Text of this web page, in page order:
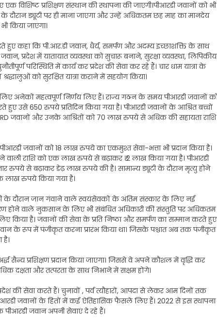
विशिष्ट प्रशिक्षण संस्थान की स्थापना की जाएगी।पीआरडी जवानों को भी
दौरान ड्यूटी पर ही माना जाएगा और उन्हें अधिकतम छह माह का मानदेय
किया जाएगा।
हुए कहा कि पी.आर.डी जवान, धैर्य, समर्पण और अदम्य इच्छाशक्ति के साथ
प्रदेश में यातायात व्यवस्था को सुचारू बनाने, सुरक्षा व्यवस्था, लिपिकीय
परिस्थिति में कार्य कर प्रदेश की सेवा कर रहे हैं। चार धाम यात्रा के
को सुरक्षित यात्रा कराने में सहयोग किया।
अनेकों महत्वपूर्ण निर्णय लिए हैं। राज्य गठन के समय पीआरडी जवानों
हुए उसे 650 रुपये प्रतिदिन किया गया है। पीआरडी जवानों के आश्रित बच्चों
PRD जवानों और उनके आश्रितों को 70 लाख रुपये से अधिक की सहायता राशि
जवानों को 18 लाख रुपये का एकमुश्त सेवा-भत्ता भी प्रदान किया है।
वाली राशि को एक लाख रुपये से बढ़ाकर ₹ 2 लाख किया गया है। पीआरडी
रुपये से बढ़ाकर डेढ़ लाख रुपये की है। सामान्य ड्यूटी के दौरान मृत्यु होने
लाख रुपये किया गया है।
के दौरान जान गंवाने वाले स्वयंसेवकों के अंतिम संस्कार के लिए नई
होने वाले नुकसान के लिए भी संबंधित अधिकारी की संस्तुति पर अधिकतम
किया है। जवानों की सेवा के प्रति निष्ठा और समर्पण का सम्मान करते हुए
के रूप में पंजीकृत करना प्रारंभ किया था। जिसके पश्चात अब तक पंजीकृत
है।
सैन्य प्रशिक्षण प्रदान किया जाएगा। जिससे वे अपने कौशल में वृद्धि कर
दक्षता और तत्परता के साथ निभाने में सक्षम होंगे।
की सेवा करते हैं। चुनावों , पर्व त्यौहारों, आपदा से लेकर आम दिनों तक
जवानों के हितों में कई ऐतिहासिक फैसले लिए हैं। 2022 से इस स्थापना
जवान अपनी सेवाएं दे रहे हैं।